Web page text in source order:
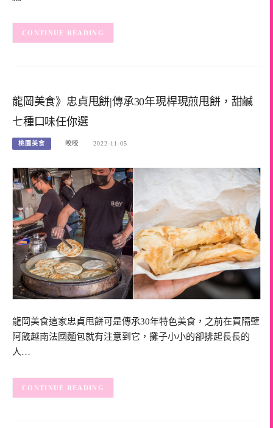
CONTINUE READING
龍岡美食》忠貞甩餅|傳承30年現桿現煎甩餅，甜鹹
七種口味任你選
桃園美食 咬咬 2022-11-05
龍岡美食這家忠貞甩餅可是傳承30年特色美食，之前在買隔壁
阿箴越南法國麵包就有注意到它，攤子小小的卻排起長長的
人…
CONTINUE READING